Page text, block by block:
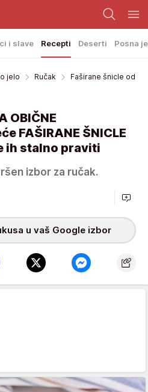
i slave Recepti Deserti Posna
jelo Ručak
Faširane šnicle od
OBIČNE
FAŠIRANE ŠNICLE
ih stalno praviti
izbor za ručak.
u vaš Google izbor